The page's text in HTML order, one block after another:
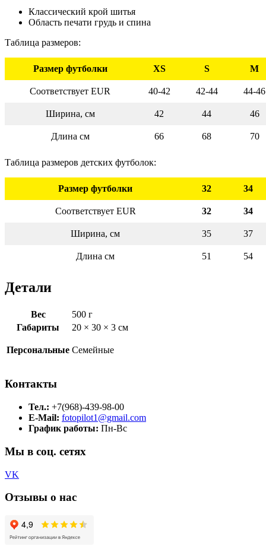
Классический крой шитья
Область печати грудь и спина
Таблица размеров:
Размер футболки XS S M
Соответствует EUR 40-42 42-44 44-46
Ширина, см 42 44 46
Длина см 66 68 70
Таблица размеров детских футболок:
Размер футболки 32 34
Соответствует EUR 32 34
Ширина, см 35 37
Длина см 51 54
Детали
Вес
500 г
Габариты
20 × 30 × 3 см
Персональные Семейные
Контакты
Тел.: +7(968)-439-98-00
E-Mail: fotopilot1@gmail.com
График работы: Пн-Вс
Мы в соц. сетях
VK
Отзывы о нас